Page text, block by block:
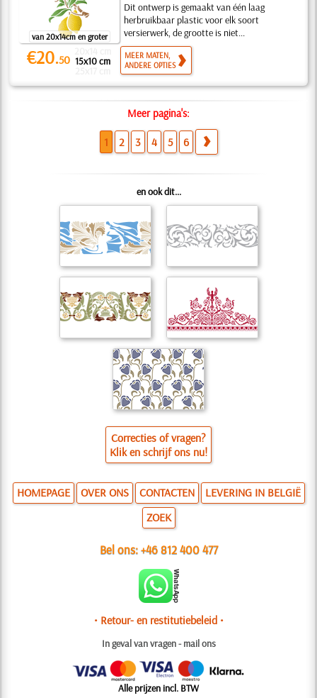
van 20x14cm en groter
Dit ontwerp is gemaakt van één laag
herbruikbaar plastic voor elk soort
versierwerk, de grootte is niet...
€20.50 15x10 cm
MEER MATEN,
ANDERE OPTIES
Meer pagina's:
1 2 3 4 5 6
en ook dit...
Correcties of vragen?
Klik en schrijf ons nu!
HOMEPAGE OVER ONS CONTACTEN
LEVERING IN BELGIË
ZOEK
Bel ons:+46 812 400 477
• Retour- en restitutiebeleid •
In geval van vragen - mail ons
Alle prijzen incl. BTW